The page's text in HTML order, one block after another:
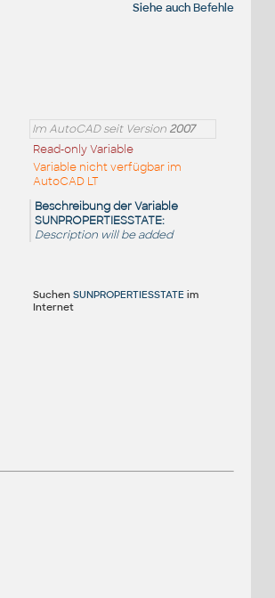
Siehe auchBefehle
Im AutoCAD seit Version 2007
Read-only Variable
Variable nicht verfügbar im
AutoCAD LT
Beschreibung der Variable
SUNPROPERTIESSTATE:
Description will be added
SuchenSUNPROPERTIESSTATE im
Internet